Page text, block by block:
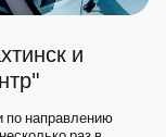
и
по направлению